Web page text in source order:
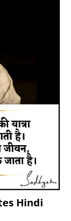
Hindi